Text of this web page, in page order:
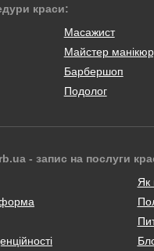
краси:
Масажист
Майстер
Барбершоп
Подолог
- запис на послуги
Як